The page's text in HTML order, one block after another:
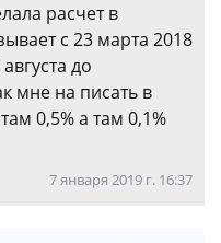
расчет в
с 23 марта 2018
до
мне на писать в
0,5% а там 0,1%
7 января 2019 г. 16:37